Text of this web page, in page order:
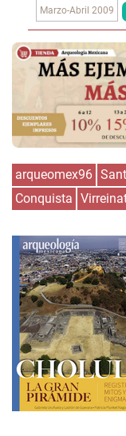
Marzo-Abril 2009
arqueomex96
Conquista